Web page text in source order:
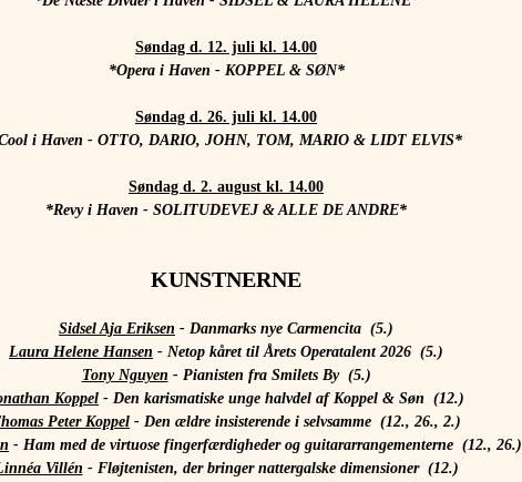
Søndag d. 12. juli kl. 14.00
*Opera i Haven - KOPPEL & SØN*
Søndag d. 26. juli kl. 14.00
i Haven - OTTO, DARIO, JOHN, TOM, MARIO & LIDT ELVIS*
Søndag d. 2. august kl. 14.00
*Revy i Haven - SOLITUDEVEJ & ALLE DE ANDRE*
KUNSTNERNE
Sidsel Aja Eriksen - Danmarks nye Carmencita  (5.)
Laura Helene Hansen - Netop kåret til Årets Operatalent 2026  (5.)
Tony Nguyen - Pianisten fra Smilets By  (5.)
Koppel - Den karismatiske unge halvdel af Koppel & Søn  (12.)
Peter Koppel - Den ældre insisterende i selvsamme  (12., 26., 2.)
- Ham med de virtuose fingerfærdigheder og guitararrangementerne  (12., 26.)
Villén - Fløjtenisten, der bringer nattergalske dimensioner  (12.)